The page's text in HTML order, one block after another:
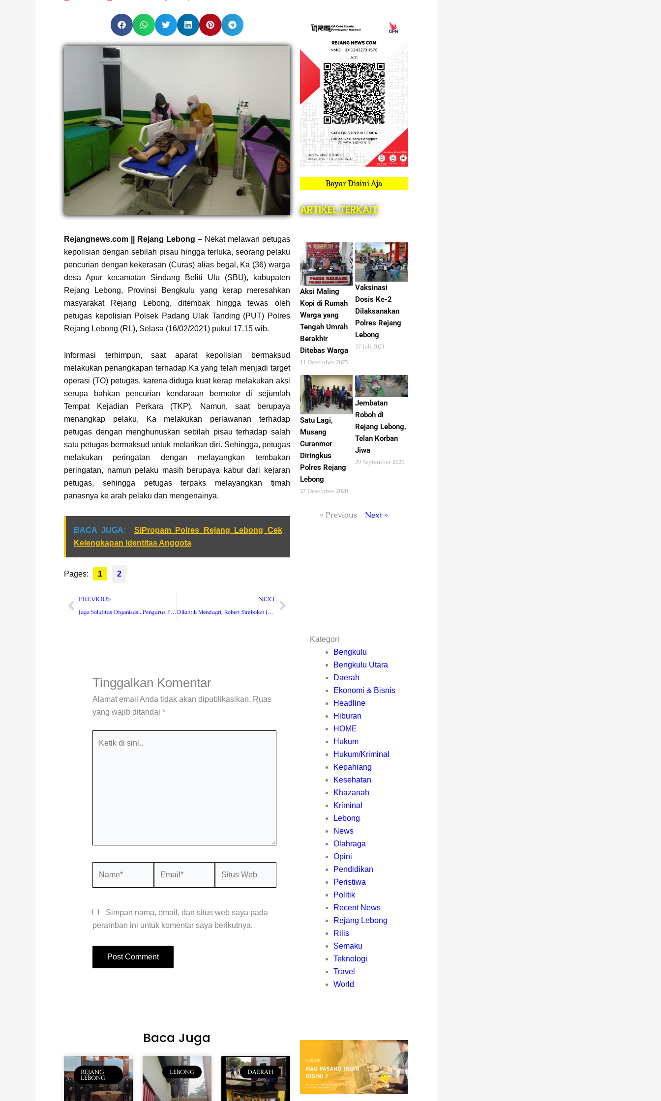
Rejangnews.com || Rejang Lebong – Nekat melawan petugas
kepolisian dengan sebilah pisau hingga terluka, seorang pelaku
pencurian dengan kekerasan (Curas) alias begal, Ka (36) warga
desa Apur kecamatan Sindang Beliti Ulu (SBU), kabupaten
Rejang Lebong, Provinsi Bengkulu yang kerap meresahkan
masyarakat Rejang Lebong, ditembak hingga tewas oleh
petugas kepolisian Polsek Padang Ulak Tanding (PUT) Polres
Rejang Lebong (RL), Selasa (16/02/2021) pukul 17.15 wib.
Informasi terhimpun, saat aparat kepolisian bermaksud
melakukan penangkapan terhadap Ka yang telah menjadi target
operasi (TO) petugas, karena diduga kuat kerap melakukan aksi
serupa bahkan pencurian kendaraan bermotor di sejumlah
Tempat Kejadian Perkara (TKP). Namun, saat berupaya
menangkap pelaku, Ka melakukan perlawanan terhadap
petugas dengan menghunuskan sebilah pisau terhadap salah
satu petugas bermaksud untuk melarikan diri. Sehingga, petugas
melakukan peringatan dengan melayangkan tembakan
peringatan, namun pelaku masih berupaya kabur dari kejaran
petugas, sehingga petugas terpaks melayangkan timah
panasnya ke arah pelaku dan mengenainya.
BACA JUGA:
SiPropam Polres Rejang Lebong Cek
Kelengkapan Identitas Anggota
Pages:
Page
1
, Page
2
Prev
PREVIOUS NEXTNext
Bayar Disini Aja
ARTIKEL TERKAIT
Aksi Maling
Kopi di Rumah
Warga yang
Tengah Umrah
Berakhir
Ditebas Warga
11 Desember 2025
Vaksinasi
Dosis Ke-2
Dilaksanakan
Polres Rejang
Lebong
27 Juli 2021
Satu Lagi,
Musang
Curanmor
Diringkus
Polres Rejang
Lebong
27 Desember 2020
Jembatan
Roboh di
Rejang Lebong,
Telan Korban
Jiwa
29 September 2020
« Previous Next »
Tinggalkan Komentar
Alamat email Anda tidak akan dipublikasikan. Ruas
yang wajib ditandai *
Simpan nama, email, dan situs web saya pada
peramban ini untuk komentar saya berikutnya.
Kategori
Bengkulu
Bengkulu Utara
Daerah
Ekonomi & Bisnis
Headline
Hiburan
HOME
Hukum
Hukum/Kriminal
Kepahiang
Kesehatan
Khazanah
Kriminal
Lebong
News
Olahraga
Opini
Pendidikan
Peristiwa
Politik
Recent News
Rejang Lebong
Rilis
Semaku
Teknologi
Travel
World
Baca Juga
REJANG
LEBONG
LEBONG DAERAH